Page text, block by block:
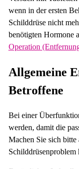
wenn in der ersten
Schilddrüse nicht
benötigten Hormone
Operation
Allgemeine
Betroffene
Bei einer
werden, damit die
Machen Sie sich bitte
Schilddrüsenproblem